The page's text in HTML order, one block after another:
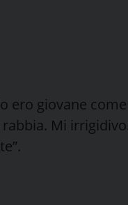
ero giovane
Mi